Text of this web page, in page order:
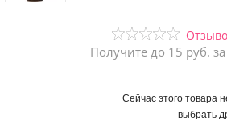
Получите до 15 руб.
Сейчас этого товара
выбрать